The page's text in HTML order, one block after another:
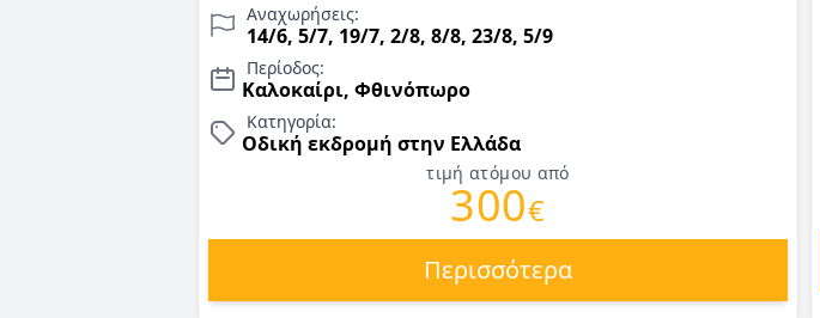
Αναχωρήσεις:
14/6, 5/7, 19/7, 2/8, 8/8, 23/8, 5/9
Περίοδος:
Καλοκαίρι, Φθινόπωρο
Κατηγορία:
Οδική εκδρομή στην Ελλάδα
τιμή ατόμου από
300€
Περισσότερα